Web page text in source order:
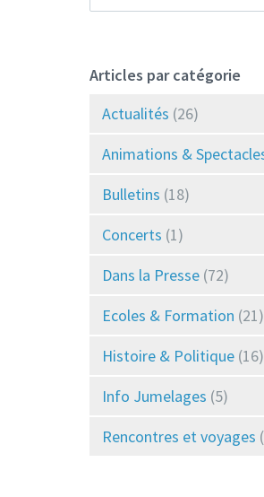
Articles par catégorie
Actualités (26)
Animations &
Bulletins (18)
Concerts (1)
Dans la Presse (72)
Ecoles & Formation (21)
Histoire & Politique (16)
Info Jumelages (5)
Rencontres et voyages